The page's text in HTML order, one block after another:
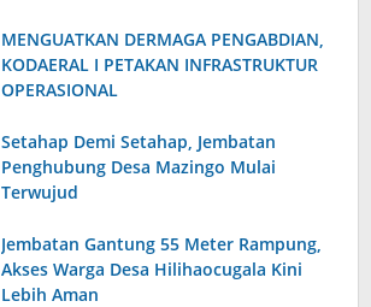
MENGUATKAN DERMAGA PENGABDIAN,
KODAERAL I PETAKAN INFRASTRUKTUR
OPERASIONAL
Setahap Demi Setahap, Jembatan
Penghubung Desa Mazingo Mulai
Terwujud
Jembatan Gantung 55 Meter Rampung,
Akses Warga Desa Hilihaocugala Kini
Lebih Aman